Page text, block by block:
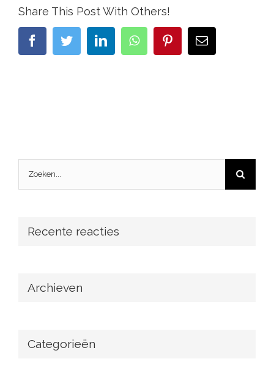
Share This Post With Others!
facebooktwitterlinkedinwhatsapppinterestE-
mail
Zoeken
naar:
Recente reacties
Archieven
Categorieën